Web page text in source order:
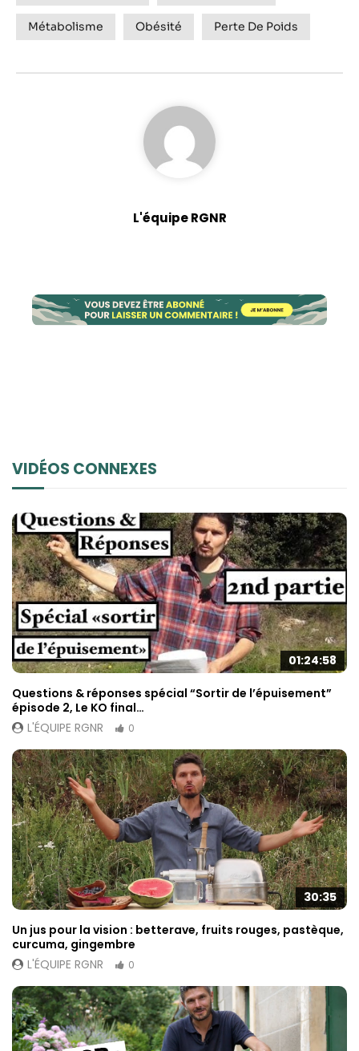
Métabolisme Obésité Perte De Poids
L'équipe RGNR
VIDÉOS CONNEXES
01:24:58
Questions & réponses spécial “Sortir de l’épuisement”
épisode 2, Le KO final…
L'ÉQUIPE RGNR
0
30:35
Un jus pour la vision : betterave, fruits rouges, pastèque,
curcuma, gingembre
L'ÉQUIPE RGNR
0